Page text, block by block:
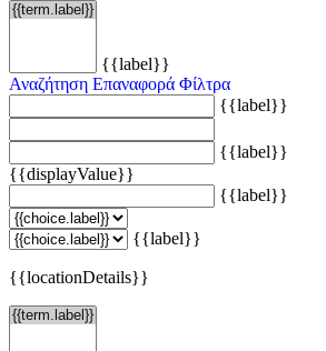
{{label}}
Αναζήτηση Επαναφορά Φίλτρα
{{label}}
{{label}}
{{displayValue}}
{{label}}
{{label}}
{{locationDetails}}